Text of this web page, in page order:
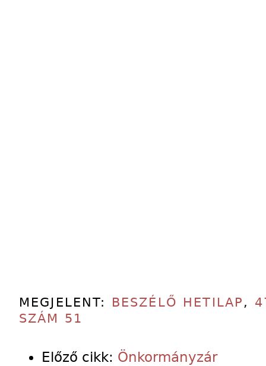
MEGJELENT: BESZÉLŐ HETILAP ,
SZÁM 51
Előző cikk: Önkormányzár